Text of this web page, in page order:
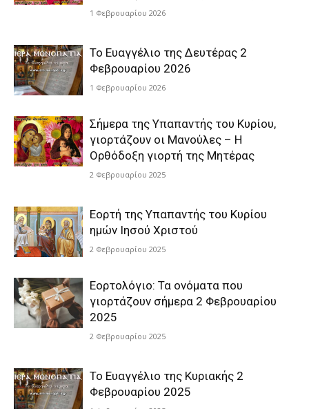
1 Φεβρουαρίου 2026
Το Ευαγγέλιο της Δευτέρας 2
Φεβρουαρίου 2026
1 Φεβρουαρίου 2026
Σήμερα της Υπαπαντής του Κυρίου,
γιορτάζουν οι Μανούλες – Η
Ορθόδοξη γιορτή της Μητέρας
2 Φεβρουαρίου 2025
Εορτή της Υπαπαντής του Κυρίου
ημών Ιησού Χριστού
2 Φεβρουαρίου 2025
Εορτολόγιο: Τα ονόματα που
γιορτάζουν σήμερα 2 Φεβρουαρίου
2025
2 Φεβρουαρίου 2025
Το Ευαγγέλιο της Κυριακής 2
Φεβρουαρίου 2025